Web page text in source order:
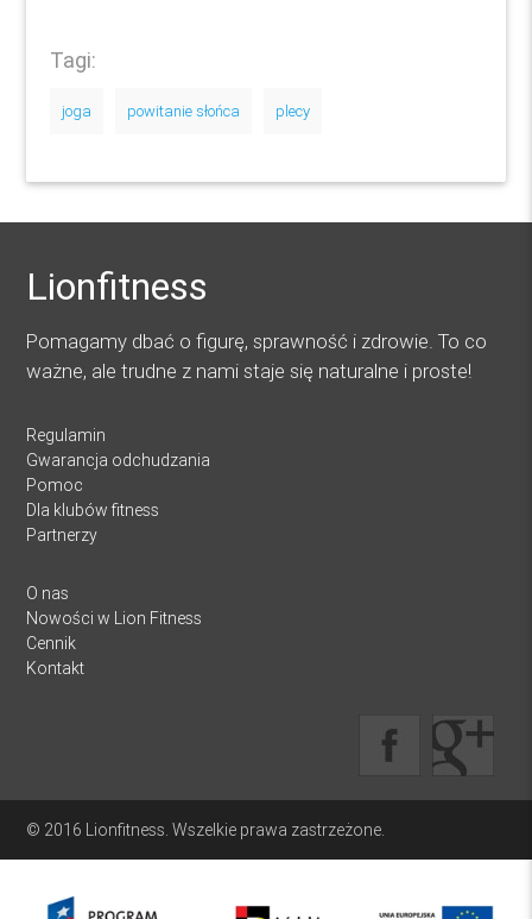
Tagi:
joga powitanie słońca plecy
Lionfitness
Pomagamy dbać o figurę, sprawność i zdrowie. To co
ważne, ale trudne z nami staje się naturalne i proste!
Regulamin
Gwarancja odchudzania
Pomoc
Dla klubów fitness
Partnerzy
O nas
Nowości w Lion Fitness
Cennik
Kontakt
© 2016 Lionfitness. Wszelkie prawa zastrzeżone.